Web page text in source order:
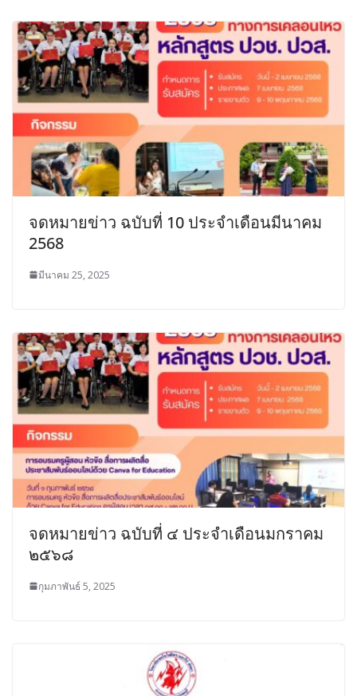
จดหมายข่าว ฉบับที่ 10 ประจำเดือนมีนาคม
2568
มีนาคม 25, 2025
จดหมายข่าว ฉบับที่ ๔ ประจำเดือนมกราคม
๒๕๖๘
กุมภาพันธ์ 5, 2025